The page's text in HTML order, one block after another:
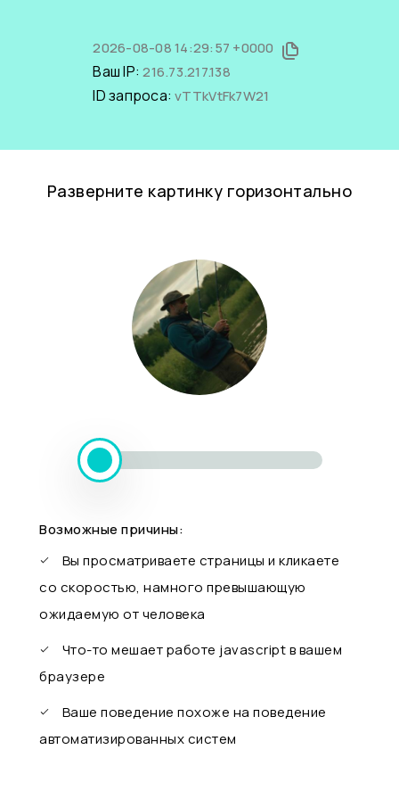
2026-08-08 14:29:57 +0000
Ваш IP:216.73.217.138
ID запроса:vTTkVtFk7W21
Разверните картинку горизонтально
Возможные причины:
Вы просматриваете страницы и кликаете
со скоростью, намного превышающую
ожидаемую от человека
Что-то мешает работе javascript в вашем
браузере
Ваше поведение похоже на поведение
автоматизированных систем